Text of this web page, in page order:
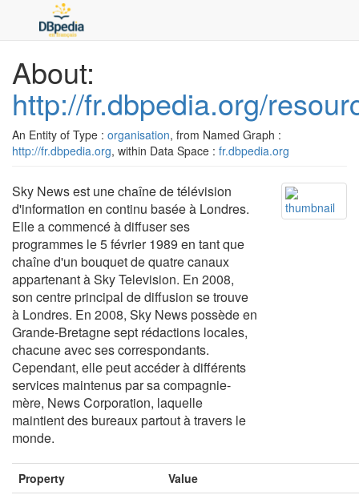
About:
http://fr.dbpedia.org/
An Entity of Type : organisation, from Named Graph :
http://fr.dbpedia.org, within Data Space : fr.dbpedia.org
Sky News est une chaîne de télévision
d'information en continu basée à Londres.
Elle a commencé à diffuser ses
programmes le 5 février 1989 en tant que
chaîne d'un bouquet de quatre canaux
appartenant à Sky Television. En 2008,
son centre principal de diffusion se trouve
à Londres. En 2008, Sky News possède en
Grande-Bretagne sept rédactions locales,
chacune avec ses correspondants.
Cependant, elle peut accéder à différents
services maintenus par sa compagnie-
mère, News Corporation, laquelle
maintient des bureaux partout à travers le
monde.
Property Value